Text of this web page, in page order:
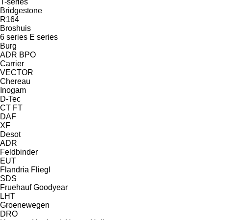
Bridgestone
R164
Broshuis
6 series E series
Burg
ADR BPO
Carrier
VECTOR
Chereau
Inogam
D-Tec
CT FT
DAF
XF
Desot
ADR
Feldbinder
EUT
Flandria Fliegl
SDS
Fruehauf Goodyear
LHT
Groenewegen
DRO